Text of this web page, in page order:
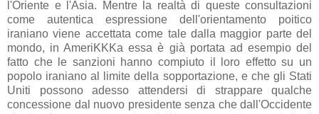
l'Oriente e l'Asia. Mentre la realtà di queste consultazioni
come autentica espressione dell'orientamento poitico
iraniano viene accettata come tale dalla maggior parte del
mondo, in AmeriKKKa essa è già portata ad esempio del
fatto che le sanzioni hanno compiuto il loro effetto su un
popolo iraniano al limite della sopportazione, e che gli Stati
Uniti possono adesso attendersi di strappare qualche
concessione dal nuovo presidente senza che dall'Occidente